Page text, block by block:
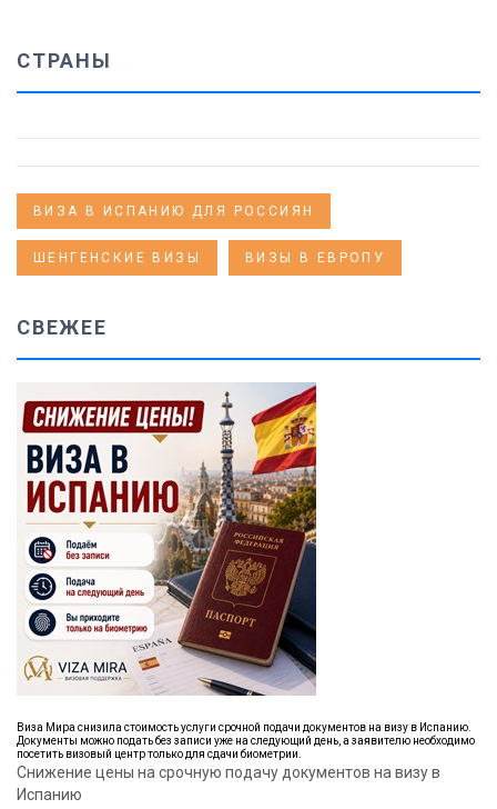
СТРАНЫ
ВИЗА В ИСПАНИЮ ДЛЯ РОССИЯН
ШЕНГЕНСКИЕ ВИЗЫ ВИЗЫ В ЕВРОПУ
СВЕЖЕЕ
Виза Мира снизила стоимость услуги срочной подачи документов на визу в Испанию.
Документы можно подать без записи уже на следующий день, а заявителю необходимо
посетить визовый центр только для сдачи биометрии.
Снижение цены на срочную подачу документов на визу в
Испанию